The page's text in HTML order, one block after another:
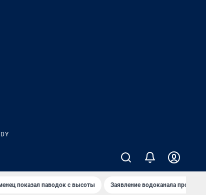
показал паводок с высоты Заявление водоканала про